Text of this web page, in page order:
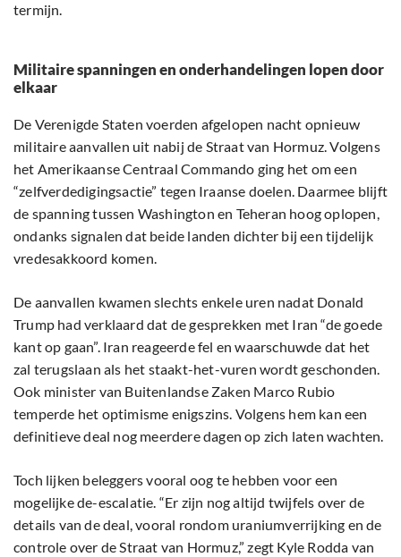
termijn.
Militaire spanningen en onderhandelingen lopen door
elkaar
De Verenigde Staten voerden afgelopen nacht opnieuw
militaire aanvallen uit nabij de Straat van Hormuz. Volgens
het Amerikaanse Centraal Commando ging het om een
“zelfverdedigingsactie” tegen Iraanse doelen. Daarmee blijft
de spanning tussen Washington en Teheran hoog oplopen,
ondanks signalen dat beide landen dichter bij een tijdelijk
vredesakkoord komen.
De aanvallen kwamen slechts enkele uren nadat Donald
Trump had verklaard dat de gesprekken met Iran “de goede
kant op gaan”. Iran reageerde fel en waarschuwde dat het
zal terugslaan als het staakt-het-vuren wordt geschonden.
Ook minister van Buitenlandse Zaken Marco Rubio
temperde het optimisme enigszins. Volgens hem kan een
definitieve deal nog meerdere dagen op zich laten wachten.
Toch lijken beleggers vooral oog te hebben voor een
mogelijke de-escalatie. “Er zijn nog altijd twijfels over de
details van de deal, vooral rondom uraniumverrijking en de
controle over de Straat van Hormuz,” zegt Kyle Rodda van